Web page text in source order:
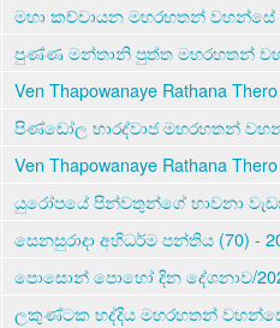
මහා කච්චායන මහරහතන් වහන්සේ
පුණ්ණ මන්තානි පුත්ත මහරහතන්
Ven Thapowanaye Rathana
පිණ්ඩෝල භාරද්වාජ මහරහතන්
Ven Thapowanaye Rathana
යුරෝපයේ පින්වතුන්ගේ භාවනා
සෙනසුරාදා අභිධර්ම පන්තිය (70) -
පොසොන් පොහෝ දින දේශනාව/
ලකුණ්ටක භද්දිය මහරහතන් වහන්සේ-